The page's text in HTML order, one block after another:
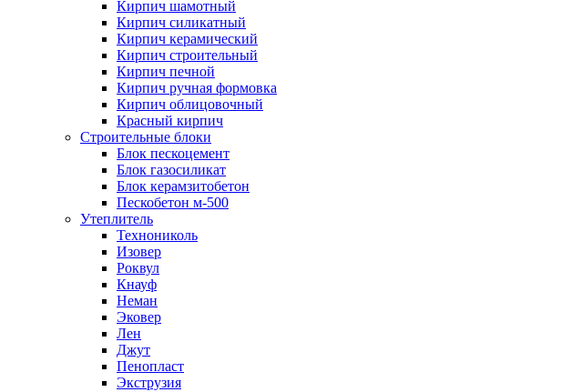
Кирпич шамотный
Кирпич силикатный
Кирпич керамический
Кирпич строительный
Кирпич печной
Кирпич ручная формовка
Кирпич облицовочный
Красный кирпич
Строительные блоки
Блок пескоцемент
Блок газосиликат
Блок керамзитобетон
Пескобетон м-500
Утеплитель
Технониколь
Изовер
Роквул
Кнауф
Неман
Эковер
Лен
Джут
Пенопласт
Экструзия